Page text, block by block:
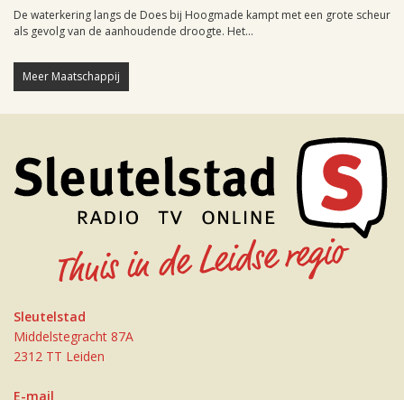
De waterkering langs de Does bij Hoogmade kampt met een grote scheur
als gevolg van de aanhoudende droogte. Het...
Meer Maatschappij
Sleutelstad
Middelstegracht 87A
2312 TT Leiden
E-mail